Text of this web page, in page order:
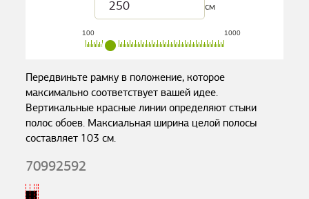
см
100 1000
Передвиньте рамку в положение, которое
максимально соответствует вашей идее.
Вертикальные красные линии определяют стыки
полос обоев. Максиальная ширина целой полосы
составляет 103 см.
70992592